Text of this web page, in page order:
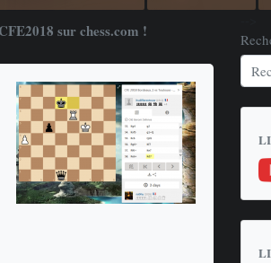
sur chess.com !